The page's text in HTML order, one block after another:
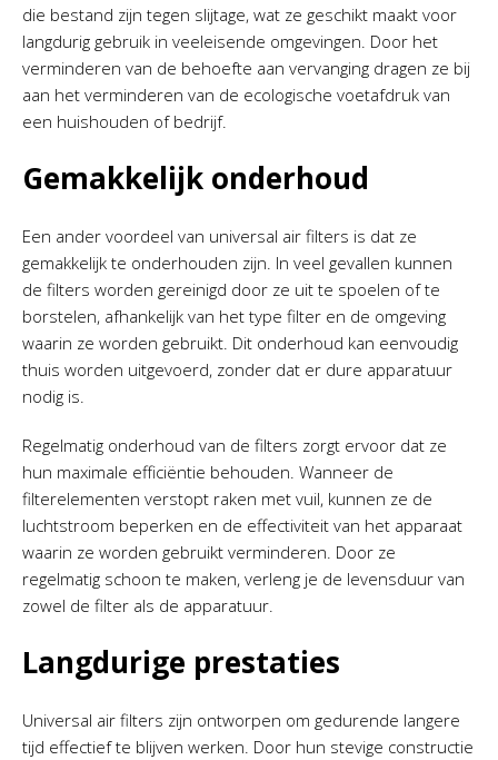
die bestand zijn tegen slijtage, wat ze geschikt maakt voor
langdurig gebruik in veeleisende omgevingen. Door het
verminderen van de behoefte aan vervanging dragen ze bij
aan het verminderen van de ecologische voetafdruk van
een huishouden of bedrijf.
Gemakkelijk onderhoud
Een ander voordeel van universal air filters is dat ze
gemakkelijk te onderhouden zijn. In veel gevallen kunnen
de filters worden gereinigd door ze uit te spoelen of te
borstelen, afhankelijk van het type filter en de omgeving
waarin ze worden gebruikt. Dit onderhoud kan eenvoudig
thuis worden uitgevoerd, zonder dat er dure apparatuur
nodig is.
Regelmatig onderhoud van de filters zorgt ervoor dat ze
hun maximale efficiëntie behouden. Wanneer de
filterelementen verstopt raken met vuil, kunnen ze de
luchtstroom beperken en de effectiviteit van het apparaat
waarin ze worden gebruikt verminderen. Door ze
regelmatig schoon te maken, verleng je de levensduur van
zowel de filter als de apparatuur.
Langdurige prestaties
Universal air filters zijn ontworpen om gedurende langere
tijd effectief te blijven werken. Door hun stevige constructie